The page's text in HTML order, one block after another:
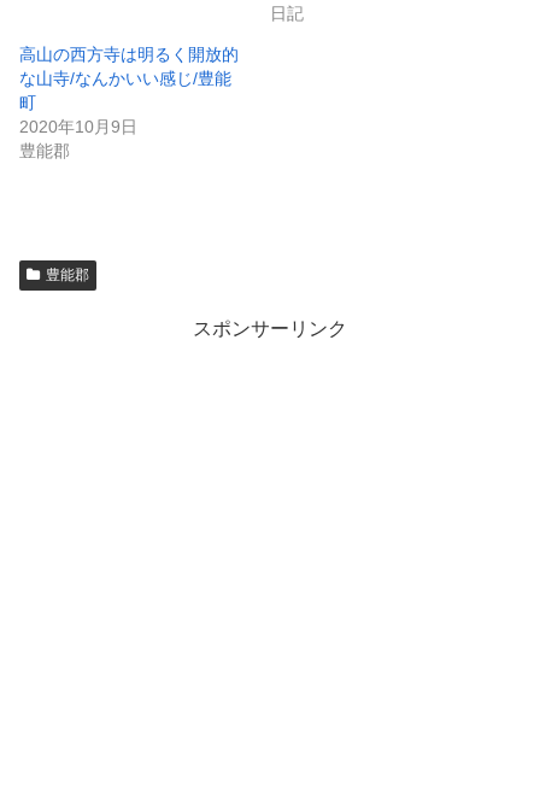
日記
高山の西方寺は明るく開放的
な山寺/なんかいい感じ/豊能
町
2020年10月9日
豊能郡
豊能郡
スポンサーリンク